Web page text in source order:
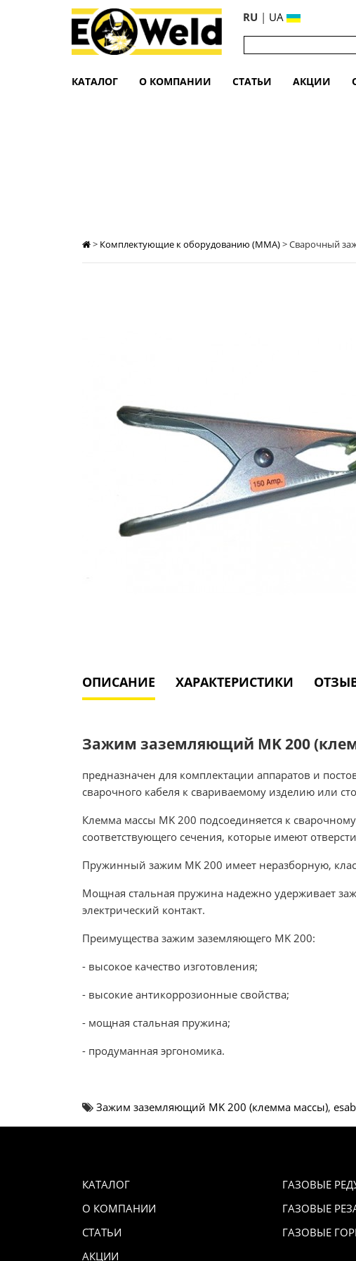
RU | UA
КАТАЛОГ О КОМПАНИИ СТАТЬИ АКЦИИ
> Комплектующие к оборудованию (MMA)>Сварочный
ОПИСАНИЕ ХАРАКТЕРИСТИКИ
Зажим заземляющий MK 200
предназначен для комплектации аппаратов и
сварочного кабеля к свариваемому изделию или
Клемма массы MK 200 подсоединяется к
соответствующего сечения, которые имеют
Пружинный зажим MK 200 имеет неразборную,
Мощная стальная пружина надежно удерживает
электрический контакт.
Преимущества зажим заземляющего MK 200:
- высокое качество изготовления;
- высокие антикоррозионные свойства;
- мощная стальная пружина;
- продуманная эргономика.
Зажим заземляющий MK 200 (клемма массы),
КАТАЛОГ
О КОМПАНИИ
СТАТЬИ
АКЦИИ
ГАЗОВЫЕ
ГАЗОВЫЕ
ГАЗОВЫЕ